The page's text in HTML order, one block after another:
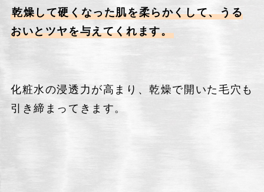
乾燥して硬くなった肌を柔らかくして、うる
おいとツヤを与えてくれます。
化粧水の浸透力が高まり、乾燥で開いた毛穴も
引き締まってきます。